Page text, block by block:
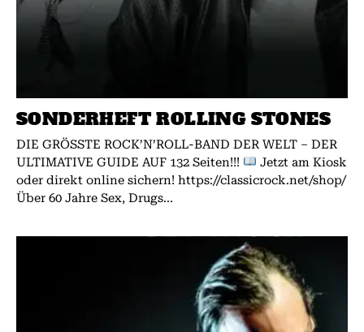
SONDERHEFT ROLLING STONES
DIE GRÖSSTE ROCK’N’ROLL-BAND DER WELT – DER
ULTIMATIVE GUIDE AUF 132 Seiten!!!
Jetzt am Kiosk
oder direkt online sichern! https://classicrock.net/shop/
Über 60 Jahre Sex, Drugs...